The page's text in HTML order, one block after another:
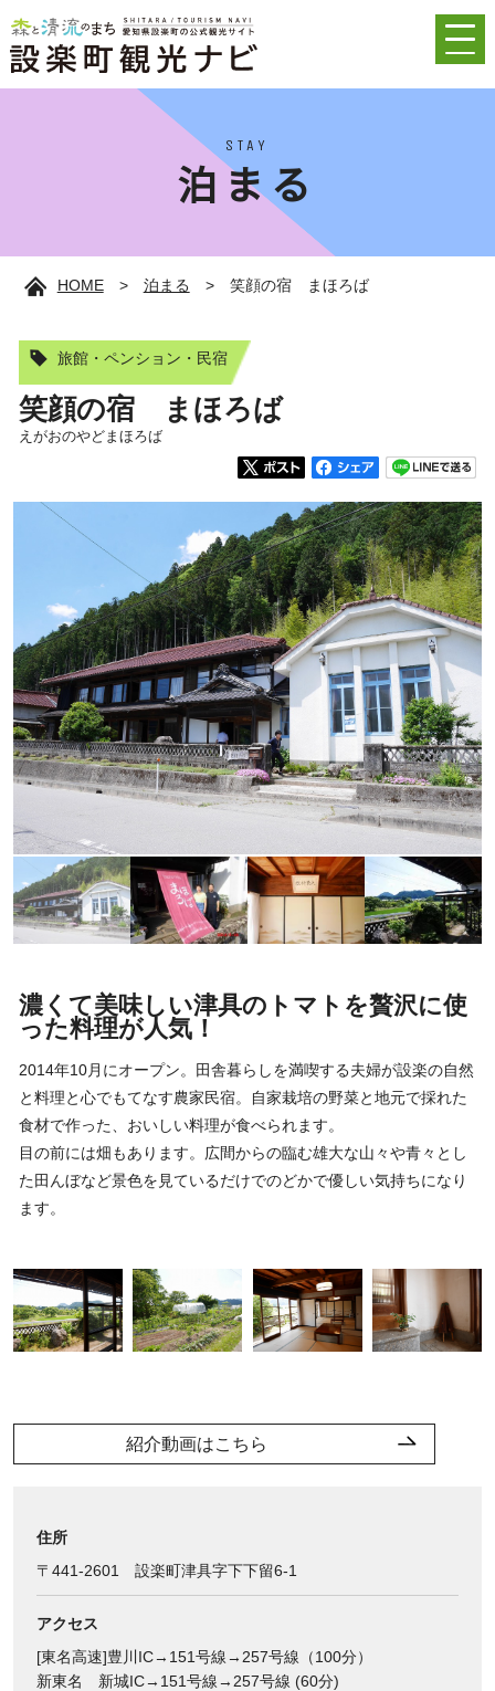
STAY
泊まる
HOME> 泊まる > 笑顔の宿 まほろば
旅館・ペンション・民宿
笑顔の宿 まほろば
えがおのやどまほろば
濃くて美味しい津具のトマトを贅沢に使
った料理が人気！
2014年10月にオープン。田舎暮らしを満喫する夫婦が設楽の自然
と料理と心でもてなす農家民宿。自家栽培の野菜と地元で採れた
食材で作った、おいしい料理が食べられます。
目の前には畑もあります。広間からの臨む雄大な山々や青々とし
た田んぼなど景色を見ているだけでのどかで優しい気持ちになり
ます。
紹介動画はこちら
住所
〒441-2601 設楽町津具字下下留6-1
アクセス
[東名高速]豊川IC→151号線→257号線（100分）
新東名 新城IC→151号線→257号線 (60分)